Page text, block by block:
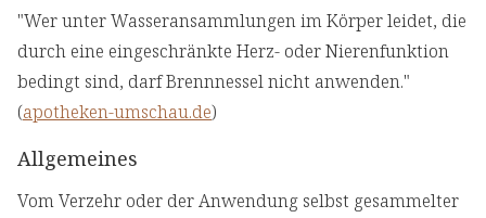
"Wer unter Wasseransammlungen im Körper leidet, die
durch eine eingeschränkte Herz- oder Nierenfunktion
bedingt sind, darf Brennnessel nicht anwenden."
(apotheken-umschau.de)
Allgemeines
Vom Verzehr oder der Anwendung selbst gesammelter